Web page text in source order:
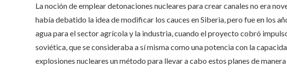
La noción de emplear detonaciones nucleares para crear canales no era
había debatido la idea de modificar los cauces en Siberia, pero fue en los
agua para el sector agrícola y la industria, cuando el proyecto cobró
soviética, que se consideraba a sí misma como una potencia con la
explosiones nucleares un método para llevar a cabo estos planes de